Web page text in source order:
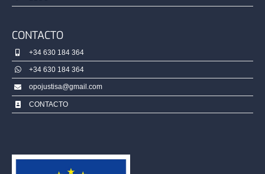
CONTACTO
+34 630 184 364
+34 630 184 364
opojustisa@gmail.com
CONTACTO